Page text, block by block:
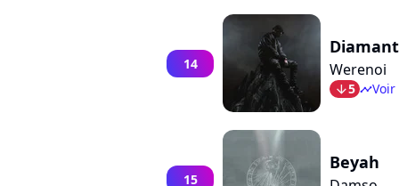
14 Werenoi
arrow_bot5 timelineVoir
15
Beyah